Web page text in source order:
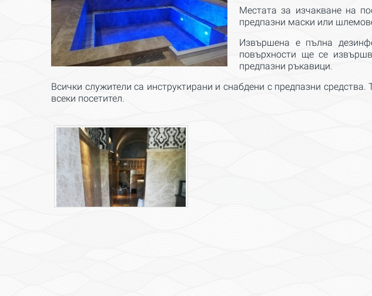
Местата за изчакване на
предпазни маски или
Извършена е пълна
повърхности ще се
предпазни ръкавици.
Всички служители са инструктирани и снабдени с предпазни
всеки посетител.